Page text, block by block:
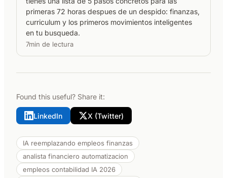
primeras 72 horas despues de un despido: finanzas,
curriculum y los primeros movimientos inteligentes
en tu busqueda.
7min de lectura
Found this useful? Share it:
LinkedIn X (Twitter)
IA reemplazando empleos finanzas
analista financiero automatizacion
empleos contabilidad IA 2026